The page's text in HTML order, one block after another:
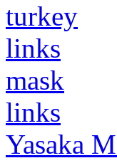
turkey
links
mask
links
Yasaka